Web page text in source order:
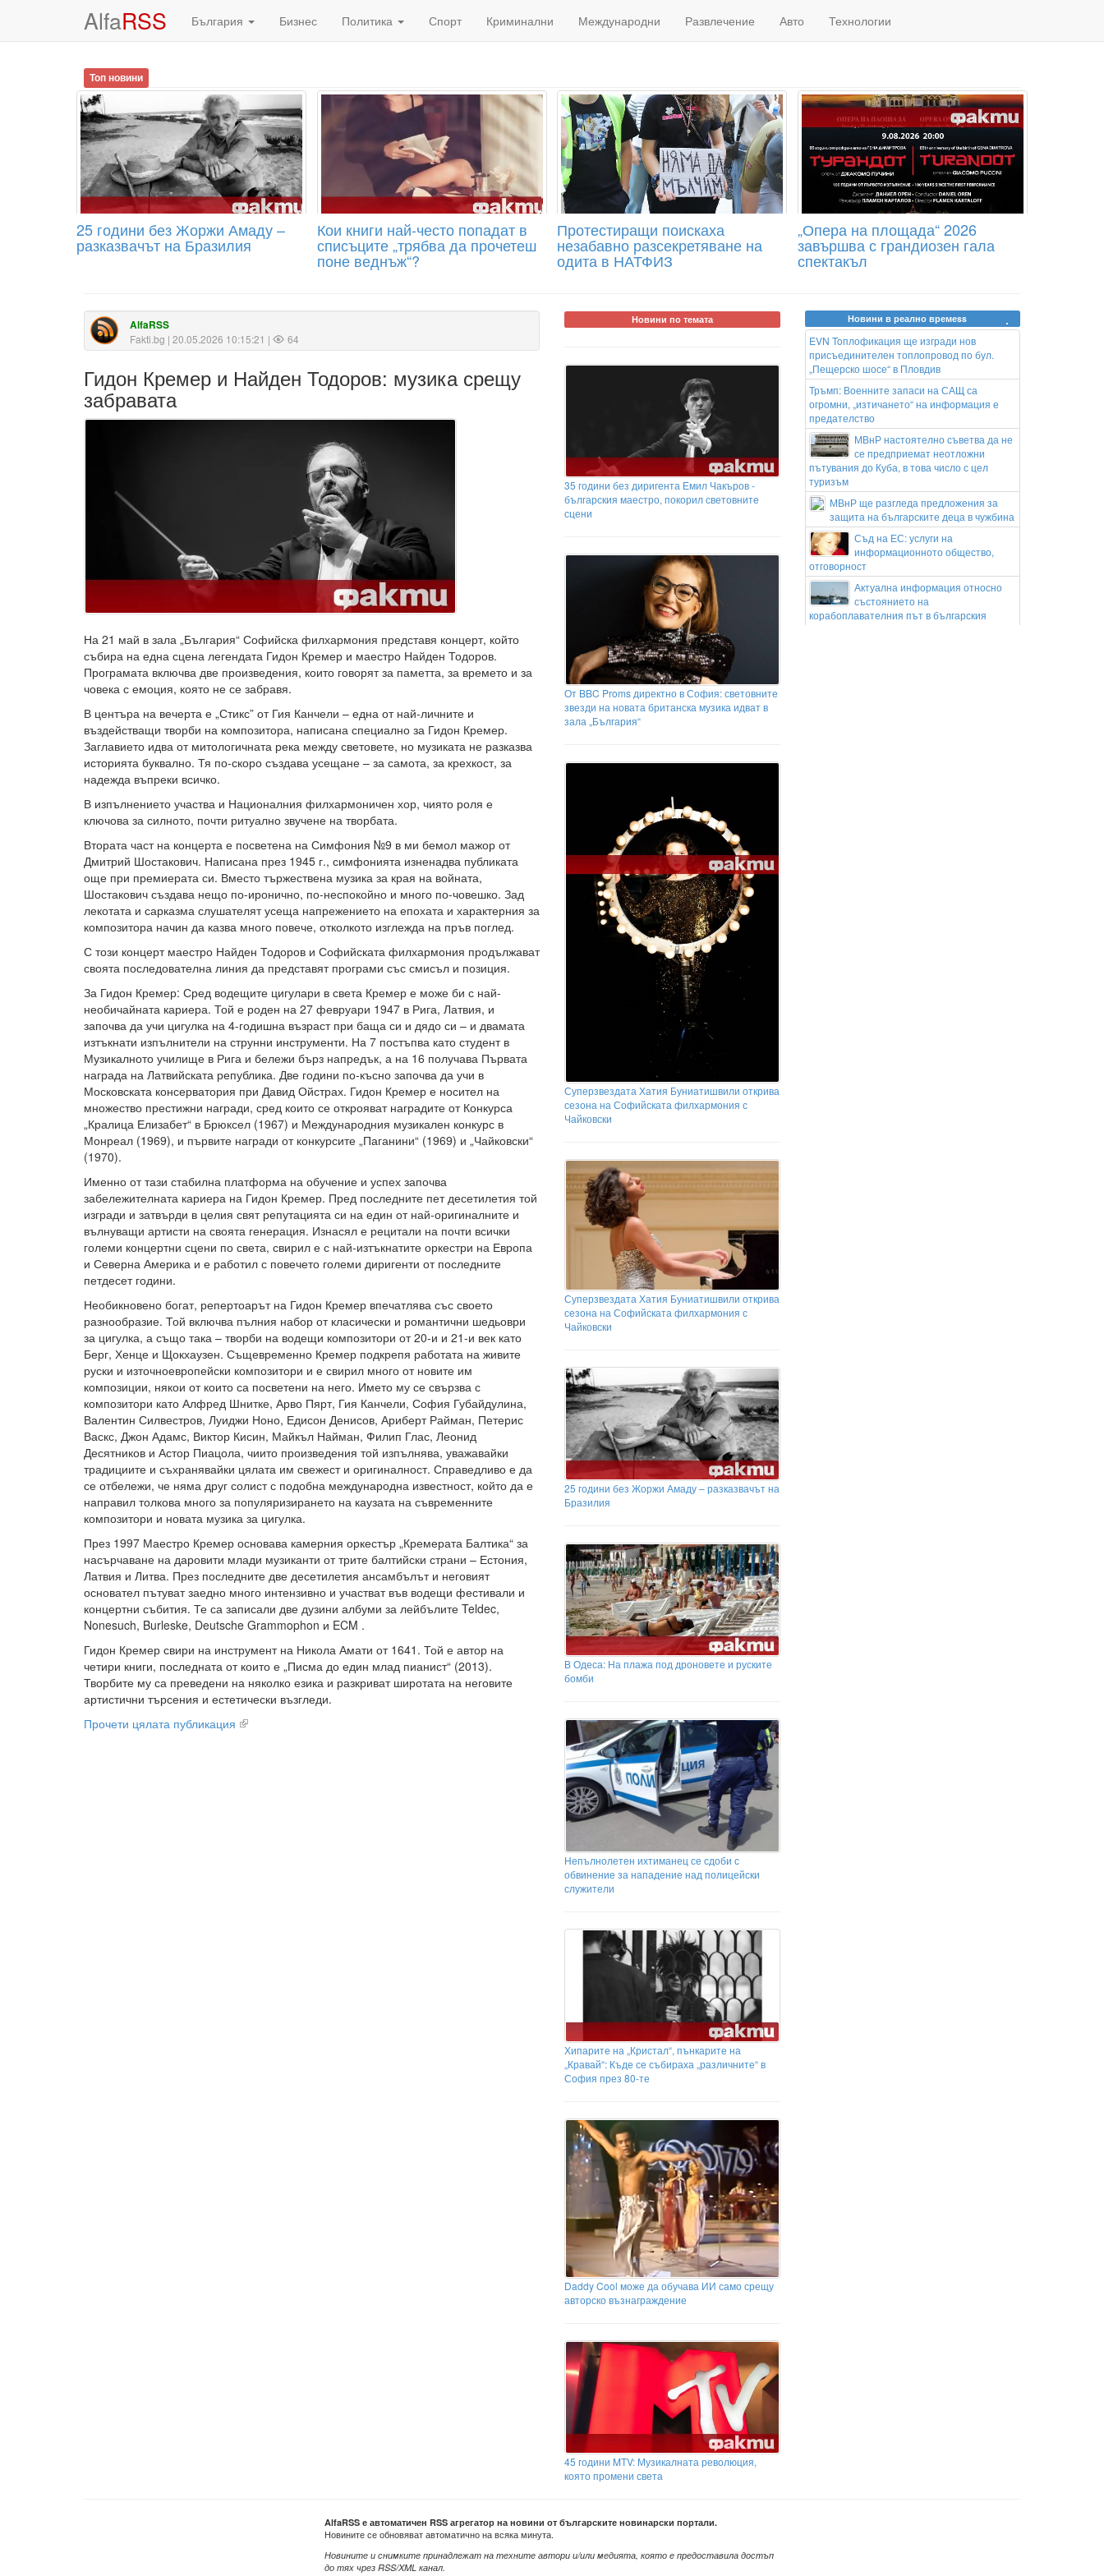
AlfaRSS България Бизнес Политика Спорт Криминални Международни Развлечение Авто Технологии
Топ новини
25 години без Жоржи Амаду –
разказвачът на Бразилия
Кои книги най-често попадат в
списъците „трябва да прочетеш
поне веднъж“?
Протестиращи поискаха
незабавно разсекретяване на
одита в НАТФИЗ
„Опера на площада“ 2026
завършва с грандиозен гала
спектакъл
AlfaRSS
Fakti.bg | 20.05.2026 10:15:21 | 64
Гидон Кремер и Найден Тодоров: музика срещу
забравата
На 21 май в зала „България“ Софийска филхармония представя концерт, който
събира на една сцена легендата Гидон Кремер и маестро Найден Тодоров.
Програмата включва две произведения, които говорят за паметта, за времето и за
човека с емоция, която не се забравя.
В центъра на вечерта е „Стикс” от Гия Канчели – една от най-личните и
въздействащи творби на композитора, написана специално за Гидон Кремер.
Заглавието идва от митологичната река между световете, но музиката не разказва
историята буквално. Тя по-скоро създава усещане – за самота, за крехкост, за
надежда въпреки всичко.
В изпълнението участва и Националния филхармоничен хор, чиято роля е
ключова за силното, почти ритуално звучене на творбата.
Втората част на концерта е посветена на Симфония №9 в ми бемол мажор от
Дмитрий Шостакович. Написана през 1945 г., симфонията изненадва публиката
още при премиерата си. Вместо тържествена музика за края на войната,
Шостакович създава нещо по-иронично, по-неспокойно и много по-човешко. Зад
лекотата и сарказма слушателят усеща напрежението на епохата и характерния за
композитора начин да казва много повече, отколкото изглежда на пръв поглед.
С този концерт маестро Найден Тодоров и Софийската филхармония продължават
своята последователна линия да представят програми със смисъл и позиция.
За Гидон Кремер: Сред водещите цигулари в света Кремер е може би с най-
необичайната кариера. Той е роден на 27 февруари 1947 в Рига, Латвия, и
започва да учи цигулка на 4-годишна възраст при баща си и дядо си – и двамата
изтъкнати изпълнители на струнни инструменти. На 7 постъпва като студент в
Музикалното училище в Рига и бележи бърз напредък, а на 16 получава Първата
награда на Латвийската република. Две години по-късно започва да учи в
Московската консерватория при Давид Ойстрах. Гидон Кремер е носител на
множество престижни награди, сред които се открояват наградите от Конкурса
„Кралица Елизабет“ в Брюксел (1967) и Международния музикален конкурс в
Монреал (1969), и първите награди от конкурсите „Паганини“ (1969) и „Чайковски“
(1970).
Именно от тази стабилна платформа на обучение и успех започва
забележителната кариера на Гидон Кремер. Пред последните пет десетилетия той
изгради и затвърди в целия свят репутацията си на един от най-оригиналните и
вълнуващи артисти на своята генерация. Изнасял е рецитали на почти всички
големи концертни сцени по света, свирил е с най-изтъкнатите оркестри на Европа
и Северна Америка и е работил с повечето големи диригенти от последните
петдесет години.
Необикновено богат, репертоарът на Гидон Кремер впечатлява със своето
разнообразие. Той включва пълния набор от класически и романтични шедьоври
за цигулка, а също така – творби на водещи композитори от 20-и и 21-и век като
Берг, Хенце и Щокхаузен. Същевременно Кремер подкрепя работата на живите
руски и източноевропейски композитори и е свирил много от новите им
композиции, някои от които са посветени на него. Името му се свързва с
композитори като Алфред Шнитке, Арво Пярт, Гия Канчели, София Губайдулина,
Валентин Силвестров, Луиджи Ноно, Едисон Денисов, Ариберт Райман, Петерис
Васкс, Джон Адамс, Виктор Кисин, Майкъл Найман, Филип Глас, Леонид
Десятников и Астор Пиацола, чиито произведения той изпълнява, уважавайки
традициите и съхранявайки цялата им свежест и оригиналност. Справедливо е да
се отбележи, че няма друг солист с подобна международна известност, който да е
направил толкова много за популяризирането на каузата на съвременните
композитори и новата музика за цигулка.
През 1997 Маестро Кремер основава камерния оркестър „Кремерата Балтика“ за
насърчаване на даровити млади музиканти от трите балтийски страни – Естония,
Латвия и Литва. През последните две десетилетия ансамбълът и неговият
основател пътуват заедно много интензивно и участват във водещи фестивали и
концертни събития. Те са записали две дузини албуми за лейбълите Teldec,
Nonesuch, Burleske, Deutsche Grammophon и ECM .
Гидон Кремер свири на инструмент на Никола Амати от 1641. Той е автор на
четири книги, последната от които е „Писма до един млад пианист“ (2013).
Творбите му са преведени на няколко езика и разкриват широтата на неговите
артистични търсения и естетически възгледи.
Прочети цялата публикация
Новини по темата
35 години без диригента Емил Чакъров -
българския маестро, покорил световните
сцени
От BBC Proms директно в София: световните
звезди на новата британска музика идват в
зала „България“
Суперзвездата Хатия Буниатишвили открива
сезона на Софийската филхармония с
Чайковски
Суперзвездата Хатия Буниатишвили открива
сезона на Софийската филхармония с
Чайковски
25 години без Жоржи Амаду – разказвачът на
Бразилия
В Одеса: На плажа под дроновете и руските
бомби
Непълнолетен ихтиманец се сдоби с
обвинение за нападение над полицейски
служители
Хипарите на „Кристал“, пънкарите на
„Кравай“: Къде се събираха „различните“ в
София през 80-те
Daddy Cool може да обучава ИИ само срещу
авторско възнаграждение
45 години MTV: Музикалната революция,
която промени света
Новини в реално времеss
EVN Toплофикация ще изгради нов
присъединителен топлопровод по бул.
„Пещерско шосе“ в Пловдив
Тръмп: Военните запаси на САЩ са
огромни, „изтичането“ на информация е
предателство
МВнР настоятелно съветва да не
се предприемат неотложни
пътувания до Куба, в това число с цел
туризъм
МВнР ще разгледа предложения за
защита на българските деца в чужбина
Съд на ЕС: услуги на
информационното общество,
отговорност
Актуална информация относно
състоянието на
корабоплавателния път в българския
AlfaRSS е автоматичен RSS агрегатор на новини от българските новинарски портали.
Новините се обновяват автоматично на всяка минута.
Новините и снимките принадлежат на техните автори и/или медията, която е предоставила достъп
до тях чрез RSS/XML канал.